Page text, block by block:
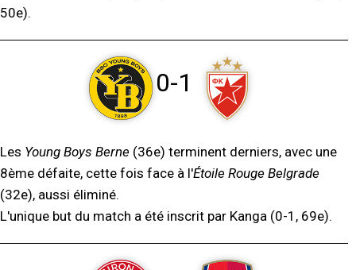
50e).
0-1
Les Young Boys Berne (36e) terminent derniers, avec une
8ème défaite, cette fois face à l'Étoile Rouge Belgrade
(32e), aussi éliminé.
L'unique but du match a été inscrit par Kanga (0-1, 69e).